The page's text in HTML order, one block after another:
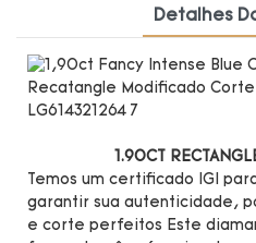
Detalhes
1.90CT
Temos um certificado IGI
garantir sua autenticidade,
e corte perfeitos Este